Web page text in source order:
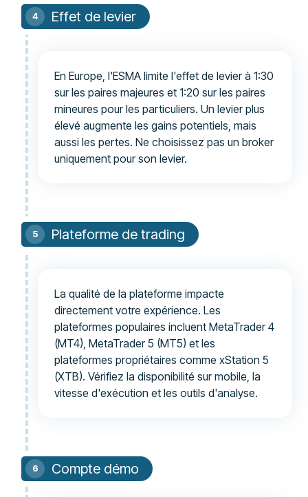
Effet de levier
En Europe, l'ESMA limite l'effet de levier à 1:30
sur les paires majeures et 1:20 sur les paires
mineures pour les particuliers. Un levier plus
élevé augmente les gains potentiels, mais
aussi les pertes. Ne choisissez pas un broker
uniquement pour son levier.
Plateforme de trading
La qualité de la plateforme impacte
directement votre expérience. Les
plateformes populaires incluent MetaTrader 4
(MT4), MetaTrader 5 (MT5) et les
plateformes propriétaires comme xStation 5
(XTB). Vérifiez la disponibilité sur mobile, la
vitesse d'exécution et les outils d'analyse.
Compte démo